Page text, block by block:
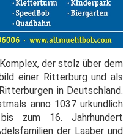
der stolz über dem
einer Ritterburg und als
in Deutschland.
anno 1037 urkundlich
zum 16. Jahrhundert
der Laaber und